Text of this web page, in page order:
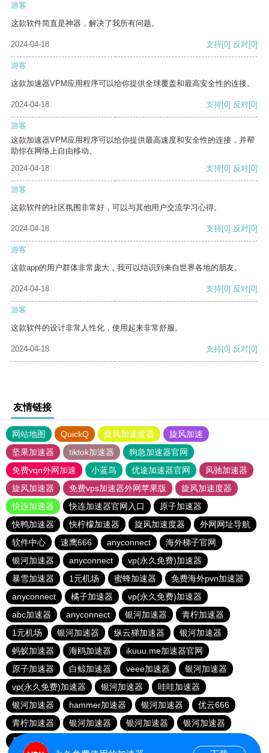
游客
这款软件简直是神器，解决了我所有问题。
2024-04-18 支持[0] 反对[0]
游客
这款加速器VPM应用程序可以给你提供全球覆盖和最高安全性的连接。
2024-04-18 支持[0] 反对[0]
游客
这款加速器VPM应用程序可以给你提供最高速度和安全性的连接，并帮
助你在网络上自由移动。
2024-04-18
支持[0] 反对[0]
游客
这款软件的社区氛围非常好，可以与其他用户交流学习心得。
2024-04-18 支持[0] 反对[0]
游客
这款app的用户群体非常庞大，我可以结识到来自世界各地的朋友。
2024-04-18 支持[0] 反对[0]
游客
这款软件的设计非常人性化，使用起来非常舒服。
2024-04-18 支持[0] 反对[0]
友情链接
网站地图 QuickQ 旋风加速度器
旋风加速
坚果加速器
tiktok加速器
狗急加速器官网
免费vqn外网加速
小蓝鸟 优途加速器官网
风驰加速器
旋风加速器
免费vps加速器外网苹果版
旋风加速度器
快连加速器
快连加速器官网入口
原子加速器
快鸭加速器
快柠檬加速器 旋风加速度器
外网网址导航
软件中心
速鹰666 anyconnect
海外梯子官网
银河加速器
anyconnect
vp(永久免费)加速器
暴雪加速器
1元机场 蜜蜂加速器
免费海外pvn加速器
anyconnect
橘子加速器
vp(永久免费)加速器
abc加速器
anyconnect 银河加速器
青柠加速器
1元机场
银河加速器 纵云梯加速器
银河加速器
蚂蚁加速器
海鸥加速器
ikuuu.me加速器官网
原子加速器
白鲸加速器 veee加速器
银河加速器
vp(永久免费)加速器
银河加速器
哇哇加速器
银河加速器
hammer加速器 银河加速器
优云666
青柠加速器
银河加速器 银河加速器
银河加速器
暴雪加速器